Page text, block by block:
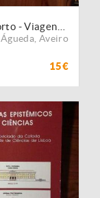
Águeda Aveiro
15€